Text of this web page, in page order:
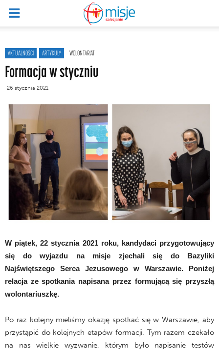
AKTUALNOŚCI ARTYKUŁY WOLONTARIAT
Formacja w styczniu
26 stycznia 2021
W piątek, 22 stycznia 2021 roku, kandydaci przygotowujący
się do wyjazdu na misje zjechali się do Bazyliki
Najświętszego Serca Jezusowego w Warszawie. Poniżej
relacja ze spotkania napisana przez formującą się przyszłą
wolontariuszkę.
Po raz kolejny mieliśmy okazję spotkać się w Warszawie, aby
przystąpić do kolejnych etapów formacji. Tym razem czekało
na nas wielkie wyzwanie, którym było napisanie testów